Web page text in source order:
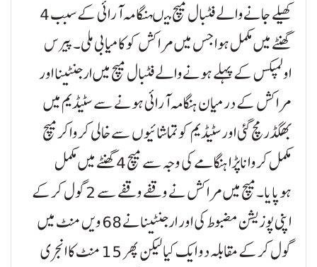
کھیلے جانےوالے فٹبال میچ میںہنگامہ آرائی کے سبب 4
گھنٹے میں مکمل ہوا جس میں مراکش کو کامیابی ملی۔پیرس
اولمپکس کے پہلے ہونےوالے فٹبال میچ میں ارجنٹینا اور
مراکش کے درمیان ہنگامہ آرائی ہونے سے سٹیڈیم میں
بھگڈرمچ گئی اورسٹیڈیم کوتماشائیوں سے خالی کرواکرمیچ
مکمل کرواناپڑا ہنگامے کی وجہ سے میچ 4گھنٹے میں مکمل
ہوپایا۔میچ میں مراکش نے وقفے وقفے سے 2 گول کرکے
اپنی پوزیشن مضبوط کی اور ارجنٹینانے 68 ویں منٹ میں
گول کرکے مقابلہ دو ایک کیا لیکن پھر 15 منٹ کا انجری